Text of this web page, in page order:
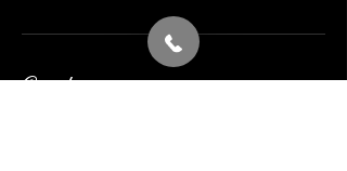
Coordonnées